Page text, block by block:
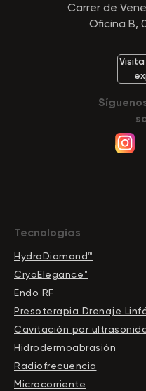
Carrer de
Oficina B,
Tecnologías
HydroDiamond™
CryoElegance™
Endo RF
Presoterapia Drenaje
Cavitación por
Hidrodermoabrasión
Radiofrecuencia
Microcorriente